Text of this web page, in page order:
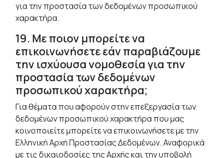
για την προστασία των δεδομένων προσωπικού
χαρακτήρα.
19. Με ποιον μπορείτε να
επικοινωνήσετε εάν παραβιάζουμε
την ισχύουσα νομοθεσία για την
προστασία των δεδομένων
προσωπικού χαρακτήρα;
Για θέματα που αφορούν στην επεξεργασία των
δεδομένων προσωπικού χαρακτήρα που μας
κοινοποιείτε μπορείτε να επικοινωνήσετε με την
Ελληνική Αρχή Προστασίας Δεδομένων. Αναφορικά
με τις δικαιοδοσίες της Αρχής και την υποβολή